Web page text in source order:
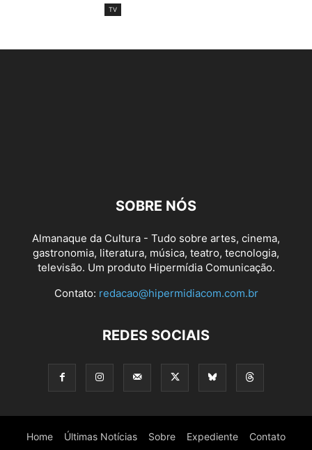
TV
SOBRE NÓS
Almanaque da Cultura - Tudo sobre artes, cinema,
gastronomia, literatura, música, teatro, tecnologia,
televisão. Um produto Hipermídia Comunicação.
Contato: redacao@hipermidiacom.com.br
REDES SOCIAIS
Home Últimas Notícias Sobre Expediente Contato